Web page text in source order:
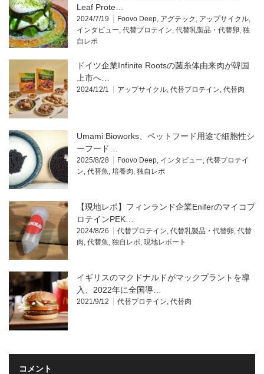
Leaf Prote…
2024/7/19 Foovo Deep アグテック アップサイクル
インタビュー 代替プロテイン 代替乳製品・代替卵 独
自レポ
ドイツ企業Infinite Rootsの菌糸体由来肉が韓国
上市へ…
2024/12/1 アップサイクル 代替プロテイン 代替肉
Umami Bioworks、ペットフード用途で細胞性シ
ーフード…
2025/8/28 Foovo Deep インタビュー 代替プロテイ
ン 代替魚 培養肉 独自レポ
【現地レポ】フィンランド企業Eniferのマイコプ
ロテインPEK…
2024/8/26 代替プロテイン 代替乳製品・代替卵 代替
肉 代替魚 独自レポ 現地レポート
イギリスのマクドナルドがマックプラントを導
入、2022年に全国導…
2021/9/12 代替プロテイン 代替肉
コメント